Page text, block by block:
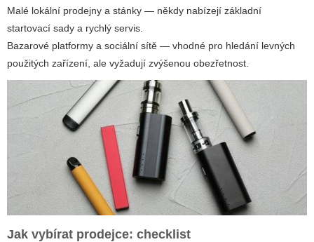
Malé lokální prodejny a stánky — někdy nabízejí základní
startovací sady a rychlý servis.
Bazarové platformy a sociální sítě — vhodné pro hledání levných
použitých zařízení, ale vyžadují zvýšenou obezřetnost.
Jak vybírat prodejce: checklist